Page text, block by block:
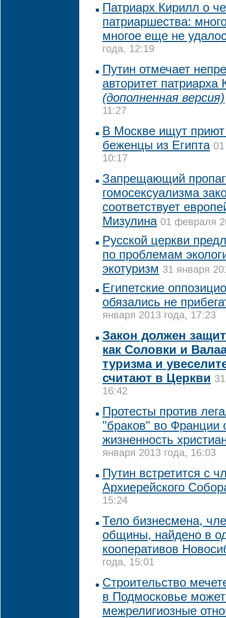
Патриарх Кирилл о
патриаршества:
многое еще не
года, 12:19
Путин отмечает
авторитет патриарха
(дополненная версия)
11:27
В Москве ищут приют
беженцы из Египта
10:17
Запрещающий
гомосексуализма
соответствует
Мизулина 01 февраля
Русской церкви
по проблемам
экотуризм 31 января
Египетские
обязались не
января 2013 года, 17:23
Закон должен
как Соловки и
туризма и
считают в Церкви
16:42
Протесты против
"браков" во Франции
жизненность
января 2013 года, 16:03
Путин встретится с
Архиерейского
15:24
Тело бизнесмена,
общины, найдено в
кооперативов
года, 15:01
Строительство
в Подмосковье
межрелигиозные